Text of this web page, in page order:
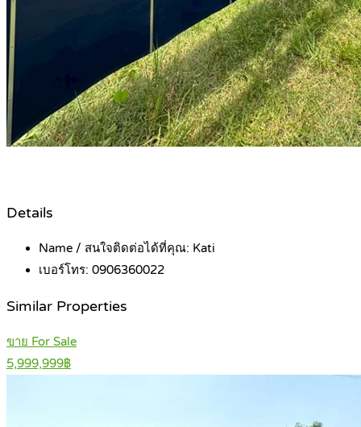
Details
Name / สนใจติดต่อได้ที่คุณ: Kati
เบอร์โทร: 0906360022
Similar Properties
ขาย For Sale
5,999,999฿